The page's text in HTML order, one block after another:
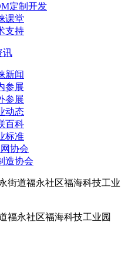
定制开发
课堂
支持
讯
新闻
参展
参展
动态
百科
标准
协会
造协会
街道福永社区福海科技工业
福永社区福海科技工业园